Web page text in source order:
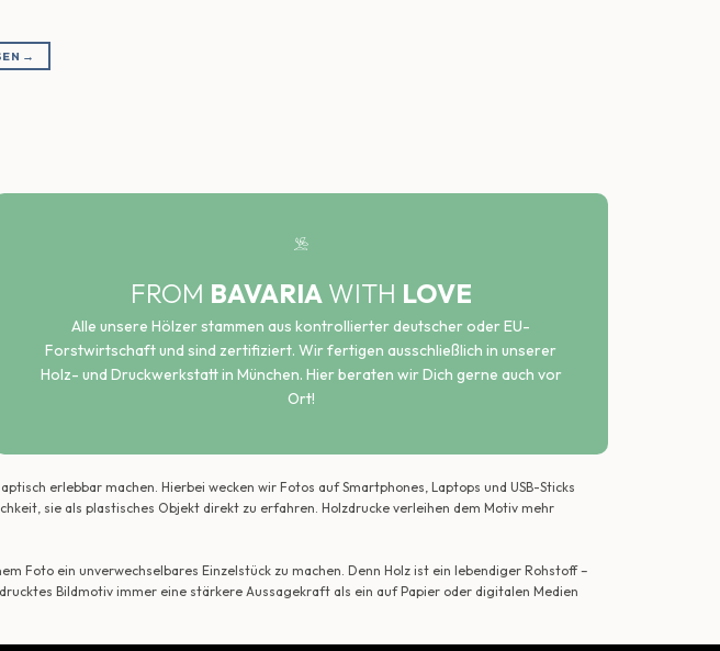
→
FROM BAVARIAWITH LOVE
Alle unsere Hölzer stammen aus kontrollierter deutscher oder EU-
Forstwirtschaft und sind zertifiziert. Wir fertigen ausschließlich in unserer
Holz- und Druckwerkstatt in München. Hier beraten wir Dich gerne auch vor
Ort!
erlebbar machen. Hierbei wecken wir Fotos auf Smartphones, Laptops und USB-Sticks
sie als plastisches Objekt direkt zu erfahren. Holzdrucke verleihen dem Motiv mehr
Foto ein unverwechselbares Einzelstück zu machen. Denn Holz ist ein lebendiger Rohstoff –
Bildmotiv immer eine stärkere Aussagekraft als ein auf Papier oder digitalen Medien